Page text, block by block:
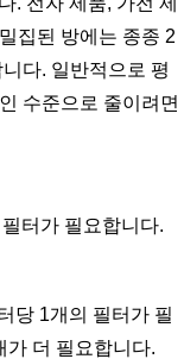
집된 방에는 종종 2
다. 일반적으로 평
수준으로 줄이려면
터가 필요합니다.
당 1개의 필터가 필
가 더 필요합니다.